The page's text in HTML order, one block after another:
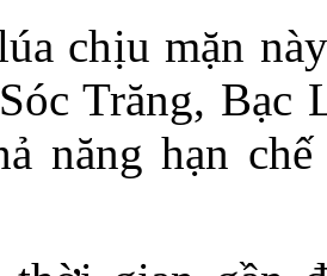
chịu mặn
Trăng, Bạc
năng hạn